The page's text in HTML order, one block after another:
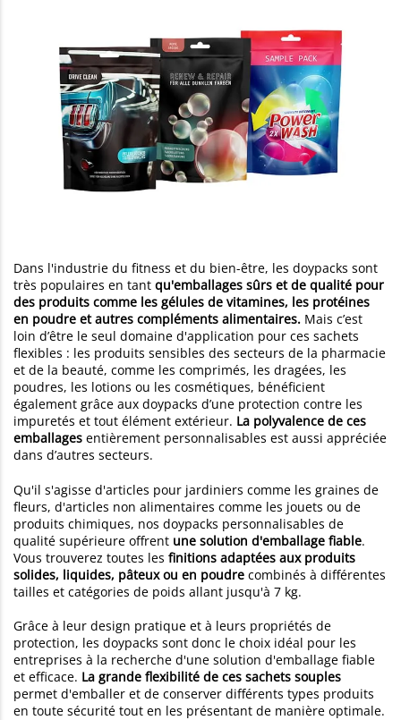
Dans l'industrie du fitness et du bien-être, les doypacks sont
très populaires en tant qu'emballages sûrs et de qualité pour
des produits comme les gélules de vitamines, les protéines
en poudre et autres compléments alimentaires. Mais c’est
loin d’être le seul domaine d'application pour ces sachets
flexibles : les produits sensibles des secteurs de la pharmacie
et de la beauté, comme les comprimés, les dragées, les
poudres, les lotions ou les cosmétiques, bénéficient
également grâce aux doypacks d’une protection contre les
impuretés et tout élément extérieur. La polyvalence de ces
emballages entièrement personnalisables est aussi appréciée
dans d’autres secteurs.
Qu'il s'agisse d'articles pour jardiniers comme les graines de
fleurs, d'articles non alimentaires comme les jouets ou de
produits chimiques, nos doypacks personnalisables de
qualité supérieure offrent une solution d'emballage fiable.
Vous trouverez toutes les finitions adaptées aux produits
solides, liquides, pâteux ou en poudre combinés à différentes
tailles et catégories de poids allant jusqu'à 7 kg.
Grâce à leur design pratique et à leurs propriétés de
protection, les doypacks sont donc le choix idéal pour les
entreprises à la recherche d'une solution d'emballage fiable
et efficace. La grande flexibilité de ces sachets souples
permet d'emballer et de conserver différents types produits
en toute sécurité tout en les présentant de manière optimale.